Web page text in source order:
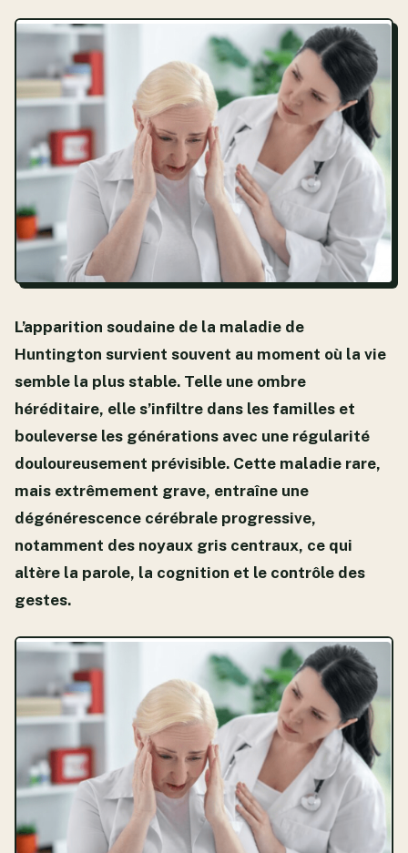
L’apparition soudaine de la maladie de
Huntington survient souvent au moment où la vie
semble la plus stable. Telle une ombre
héréditaire, elle s’infiltre dans les familles et
bouleverse les générations avec une régularité
douloureusement prévisible. Cette maladie rare,
mais extrêmement grave, entraîne une
dégénérescence cérébrale progressive,
notamment des noyaux gris centraux, ce qui
altère la parole, la cognition et le contrôle des
gestes.